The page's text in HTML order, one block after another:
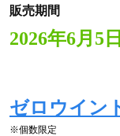
販売期間
2026年6月5
ゼロウイン
※個数限定